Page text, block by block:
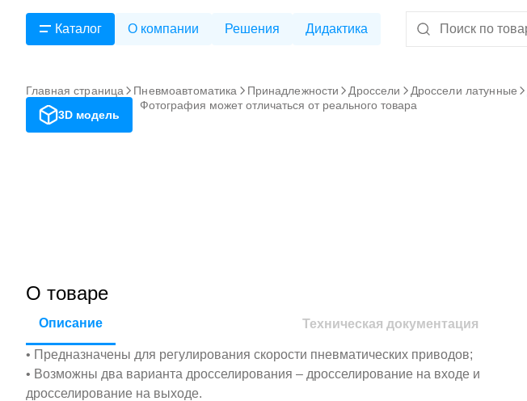
Каталог О компании Решения Дидактика
Главная страница Пневмоавтоматика Принадлежности Дроссели Дроссели латунные
3D модель
Фотография может отличаться от реального товара
О товаре
Описание Техническая документация
• Предназначены для регулирования скорости пневматических приводов;
• Возможны два варианта дросселирования – дросселирование на входе и
дросселирование на выходе.